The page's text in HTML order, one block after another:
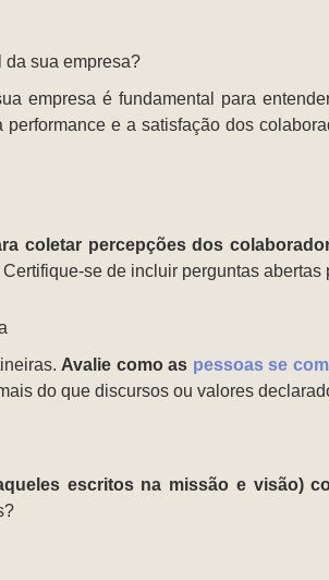
sua empresa?
empresa é fundamental para
e a satisfação dos
coletar percepções dos
se de incluir perguntas
Avalie como as pessoas se
do que discursos ou valores
escritos na missão e visão)